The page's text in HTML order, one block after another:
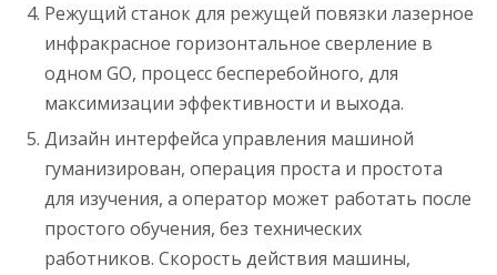
Режущий станок для режущей повязки лазерное
инфракрасное горизонтальное сверление в
одном GO, процесс бесперебойного, для
максимизации эффективности и выхода.
Дизайн интерфейса управления машиной
гуманизирован, операция проста и простота
для изучения, а оператор может работать после
простого обучения, без технических
работников. Скорость действия машины,